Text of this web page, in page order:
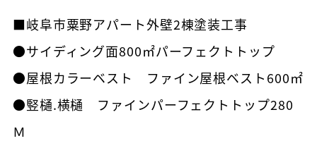
■岐阜市粟野アパート外壁2棟塗装工事
●サイディング面800㎡パーフェクトトップ
●屋根カラーベスト ファイン屋根ベスト600㎡
●竪樋.横樋 ファインパーフェクトトップ280
Ｍ